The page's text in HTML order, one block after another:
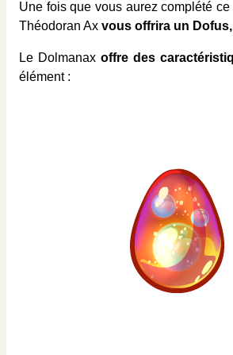
Une fois que vous aurez complété
Théodoran Ax vous offrira un
Le Dolmanax offre des
élément :